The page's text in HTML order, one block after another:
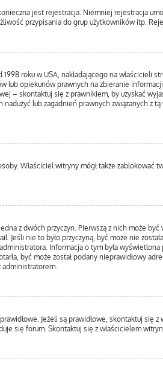
jest rejestracja. Niemniej rejestracja
przypisania do grup użytkowników itp.
roku w USA, nakładającego na
opiekunów prawnych na zbieranie
– skontaktuj się z prawnikiem, by uzyskać
lub zagadnień prawnych związanych z
Właściciel witryny mógł także zablokować
z dwóch przyczyn. Pierwszą z nich może
Jeśli nie to było przyczyną, być może nie
Informacja o tym była
być może został podany nieprawidłowy
administratorem.
Jeżeli są prawidłowe, skontaktuj się
się forum. Skontaktuj się z właścicielem